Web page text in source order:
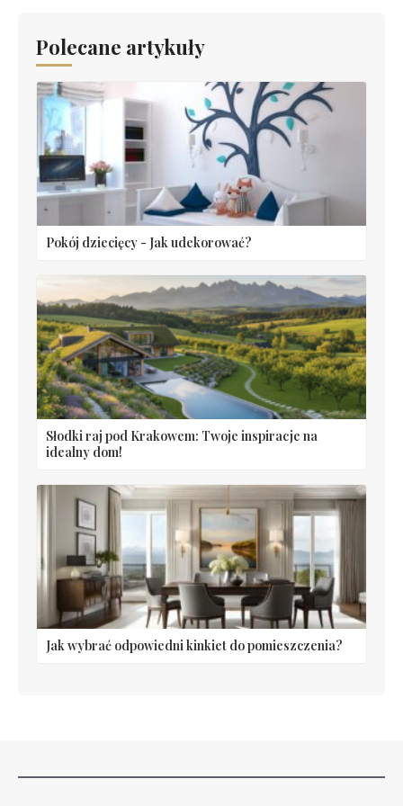
Polecane artykuły
Pokój dziecięcy - Jak udekorować?
Słodki raj pod Krakowem: Twoje inspiracje na
idealny dom!
Jak wybrać odpowiedni kinkiet do pomieszczenia?